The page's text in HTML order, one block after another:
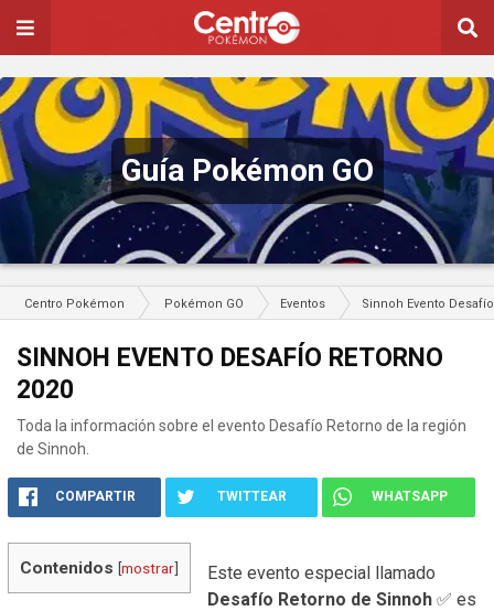
Guía Pokémon GO
Centro Pokémon Pokémon GO Eventos Sinnoh Evento
SINNOH EVENTO DESAFÍO RETORNO
2020
Toda la información sobre el evento Desafío Retorno de la región
de Sinnoh.
COMPARTIR TWITTEAR WHATSAPP
Contenidos [mostrar]
Este evento especial llamado
Desafío Retorno de Sinnoh ✅ es